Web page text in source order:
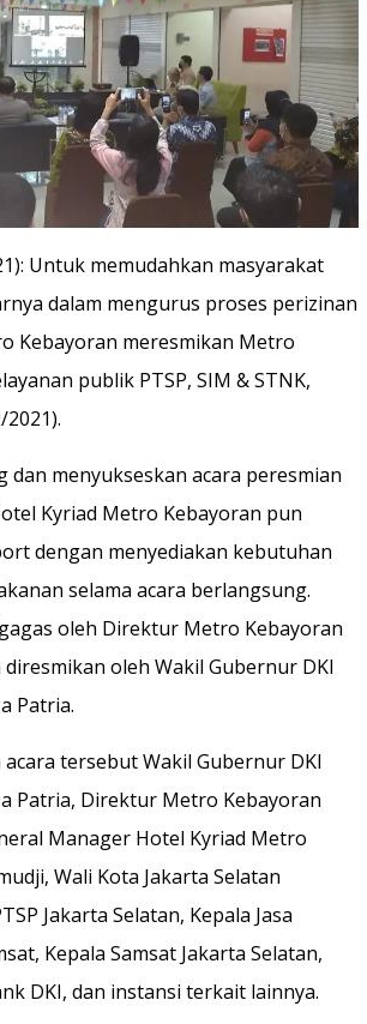
Untuk memudahkan masyarakat
dalam mengurus proses perizinan
Kebayoran meresmikan Metro
publik PTSP, SIM & STNK,
dan menyukseskan acara peresmian
Kyriad Metro Kebayoran pun
dengan menyediakan kebutuhan
selama acara berlangsung.
oleh Direktur Metro Kebayoran
diresmikan oleh Wakil Gubernur DKI
Patria.
tersebut Wakil Gubernur DKI
Patria, Direktur Metro Kebayoran
Manager Hotel Kyriad Metro
Wali Kota Jakarta Selatan
Jakarta Selatan, Kepala Jasa
Kepala Samsat Jakarta Selatan,
DKI, dan instansi terkait lainnya.